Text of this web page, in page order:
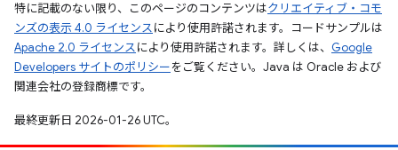
特に記載のない限り、このページのコンテンツはクリエイティブ・コモ
ンズの表示 4.0 ライセンスにより使用許諾されます。コードサンプルは
Apache 2.0 ライセンスにより使用許諾されます。詳しくは、 Google
Developers サイトのポリシーをご覧ください。Java は Oracle および
関連会社の登録商標です。
最終更新日 2026-01-26 UTC。